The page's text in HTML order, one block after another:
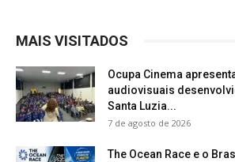
MAIS VISITADOS
Ocupa Cinema
audiovisuais
Santa Luzia...
7 de agosto de 2026
The Ocean Race e o